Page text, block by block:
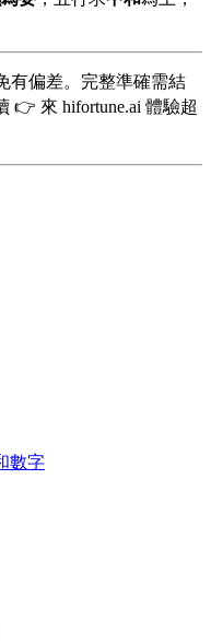
有偏差。完整準確需結
👉 來 hifortune.ai 體驗超
數字